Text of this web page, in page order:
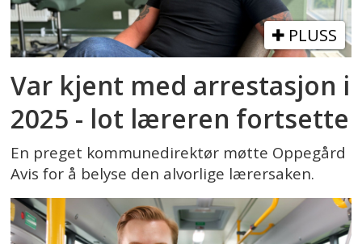
PLUSS
Var kjent med arrestasjon i
2025 - lot læreren fortsette
En preget kommunedirektør møtte Oppegård
Avis for å belyse den alvorlige lærersaken.